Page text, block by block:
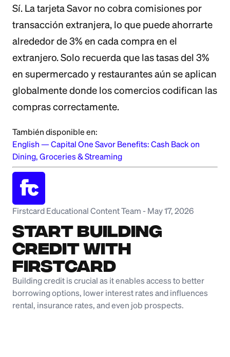
Sí. La tarjeta Savor no cobra comisiones por
transacción extranjera, lo que puede ahorrarte
alrededor de 3% en cada compra en el
extranjero. Solo recuerda que las tasas del 3%
en supermercado y restaurantes aún se aplican
globalmente donde los comercios codifican las
compras correctamente.
También disponible en:
English —Capital One Savor Benefits: Cash Back on
Dining, Groceries & Streaming
Firstcard Educational Content Team - May 17, 2026
Start Building
Credit with
Firstcard
Building credit is crucial as it enables access to better
borrowing options, lower interest rates and influences
rental, insurance rates, and even job prospects.